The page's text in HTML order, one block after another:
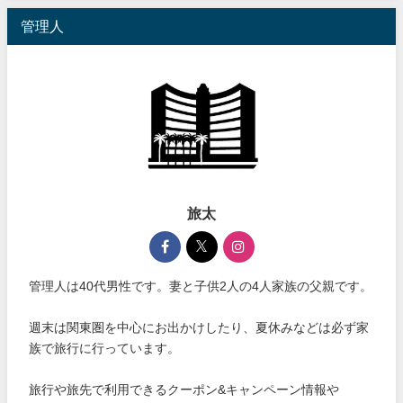
管理人
旅太
管理人は40代男性です。妻と子供2人の4人家族の父親です。
週末は関東圏を中心にお出かけしたり、夏休みなどは必ず家
族で旅行に行っています。
旅行や旅先で利用できるクーポン&キャンペーン情報や